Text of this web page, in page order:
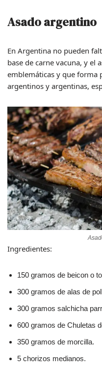
Asado argentino
En Argentina no pueden
base de carne vacuna, y el
emblemáticas y que forma
argentinos y argentinas,
Ingredientes:
150 gramos de beicon o
300 gramos de alas de
300 gramos salchicha
600 gramos de Chuletas
350 gramos de morcilla.
5 chorizos medianos.